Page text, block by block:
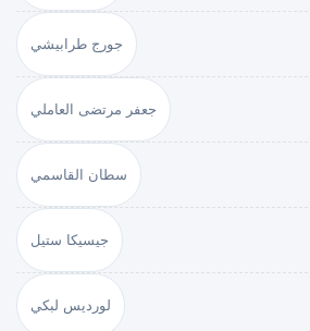
جورج طرابيشي
جعفر مرتضى العاملي
سطان القاسمي
جيسيكا ستيل
لورديس لبكي